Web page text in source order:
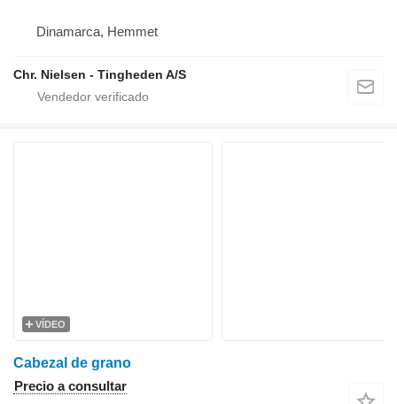
Dinamarca, Hemmet
Chr. Nielsen - Tingheden A/S
VÍDEO
Cabezal de grano
Precio a consultar